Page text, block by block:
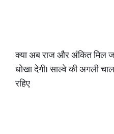
क्या अब राज और अंकित मिल
धोखा देगी। साल्वे की अगली
रहिए